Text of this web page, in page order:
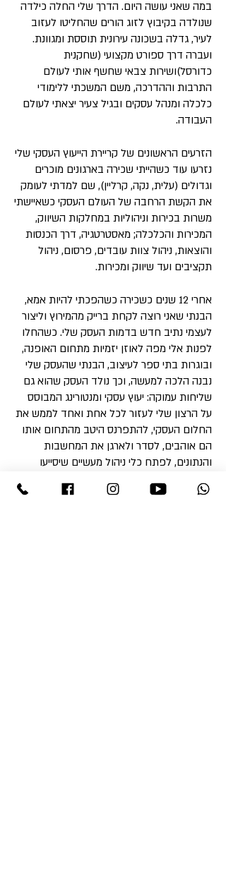
במה שאני עושה היום. הדרך שלי החלה כילדה
שנולדה בקיבוץ לזוג הורים שהחליטו לעזוב
לעיר, גדלה בשכונה עירונית תוססת ומגוונת.
ועברה דרך ספורט מקצועי (שחקנית
כדורסל)ושירות צבאי שחשף אותי לעולם
התרבות וההדרכה, משם המשכתי ללימודי
כלכלה ומנהל עסקים ובגיל צעיר יצאתי לעולם
העבודה.
הזרעים הראשונים של קריירת הייעוץ העסקי שלי
נזרעו עוד כשהייתי שכירה בארגונים מוכרים
וגדולים (עלית, נקה, קרליין), שם למדתי לעומק
את הקשת הרחבה של העולם העסקי כשאיישתי
משרות בכירות וניהוליות במחלקות השיווק,
המכירות והכלכלה; מאסטרטגיה, דרך הכנסות
והוצאות, ניהול צוות עובדים, פרסום, ניהול
תקציבים ועד שיווק ומכירות.
אחרי 12 שנים כשכירה כשהפכתי להיות אמא,
הבנתי שאני רוצה לקחת ברייק מהמירוץ וליצור
לעצמי נתיב חדש בדמות העסק שלי. כשהחלו
לפנות אלי מפה לאוזן יזמיות מתחום האופנה,
ובוגרות בתי ספר לעיצוב, הבנתי שהעסק שלי
נבנה הלכה למעשה, וכך נולד העסק שהוא גם
שליחות עמוקה: יעוץ עסקי ומנטורינג המבוסס
על הרצון שלי לעזור לכל אחת ואחד לממש את
החלום העסקי, להתפרנס היטב מהתחום אותו
הם אוהבים, לסדר ולארגן את המחשבות
והנתונים, לפתח כלי ניהול מעשיים שיסייעו